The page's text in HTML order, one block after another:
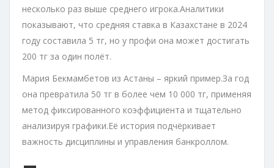
несколько раз выше среднего игрока.Аналитики
показывают, что средняя ставка в Казахстане в 2024
году составила 5 тг, но у профи она может достигать
200 тг за один полёт.
Мария Бекмамбетов из Астаны – яркий пример.За год
она превратила 50 тг в более чем 10 000 тг, применяя
метод фиксированного коэффициента и тщательно
анализируя графики.Её история подчёркивает
важность дисциплины и управления банкроллом.